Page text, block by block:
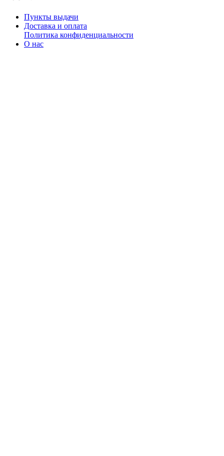
Пункты выдачи
Доставка и оплата
Политика конфиденциальности
О нас